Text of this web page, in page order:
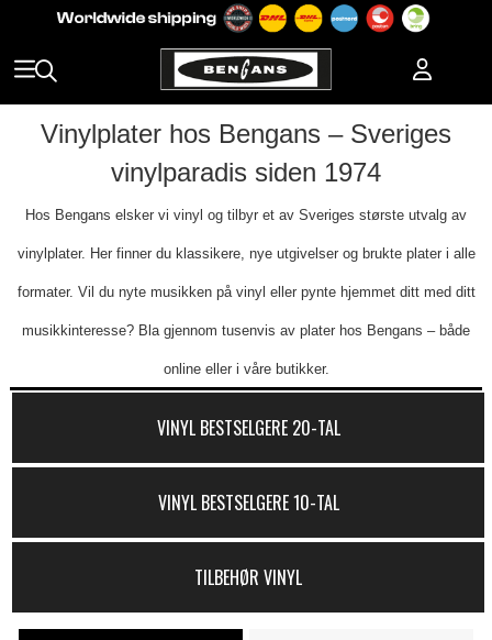
Vinylplater hos Bengans – Sveriges
vinylparadis siden 1974
Hos Bengans elsker vi vinyl og tilbyr et av Sveriges største utvalg av
vinylplater. Her finner du klassikere, nye utgivelser og brukte plater i alle
formater. Vil du nyte musikken på vinyl eller pynte hjemmet ditt med ditt
musikkinteresse? Bla gjennom tusenvis av plater hos Bengans – både
online eller i våre butikker.
VINYL BESTSELGERE 20-TAL
VINYL BESTSELGERE 10-TAL
TILBEHØR VINYL